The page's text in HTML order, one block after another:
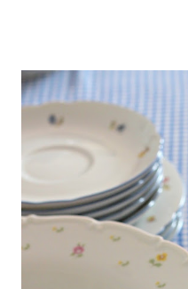
combinat cu mazare si
sos picant. Am cautat
borcan cu ciuperci de la
sunt deja gatite, asa ca
min dupa ce a inceput sa
generoase avem nevoie
- 4 catei de usturoi mari -
pus cca. un sfert, era